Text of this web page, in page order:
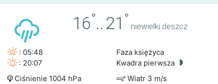
16°.. 21 °
niewielki deszcz
: 05:48
: 20:07
Faza księżyca
Kwadra pierwsza
Ciśnienie 1004 hPa
Wiatr 3 m/s